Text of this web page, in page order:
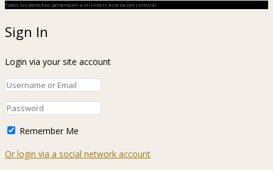
Todos los derechos pertenecen a Hislibris Asociación cultural
Sign In
Login via your site account
Remember Me
Or login via a social network account